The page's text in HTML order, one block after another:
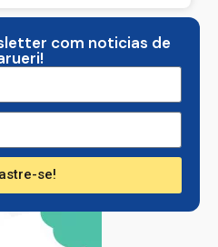
com noticias de
se!